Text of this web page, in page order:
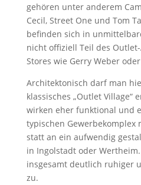
gehören unter anderem
Cecil, Street One und Tom
befinden sich in
nicht offiziell Teil des
Stores wie Gerry Weber
Architektonisch darf man
klassisches „Outlet Village“
wirken eher funktional und
typischen Gewerbekomplex
statt an ein aufwendig
in Ingolstadt oder
insgesamt deutlich ruhiger
zu.